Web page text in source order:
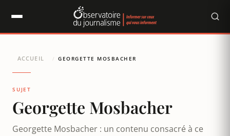
ACCUEIL / GEORGETTE MOSBACHER
SUJET
Georgette Mosbacher
Georgette Mosbacher : un contenu consacré à ce
Panneau de gestion des cookies